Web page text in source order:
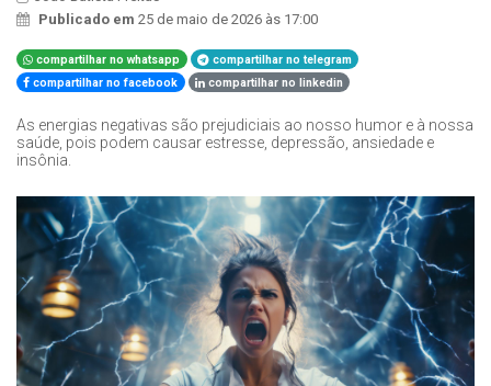
Publicado em 25 de maio de 2026 às 17:00
compartilhar no whatsapp
compartilhar no telegram
compartilhar no facebook
compartilhar no linkedin
As energias negativas são prejudiciais ao nosso humor e à nossa
saúde, pois podem causar estresse, depressão, ansiedade e
insônia.